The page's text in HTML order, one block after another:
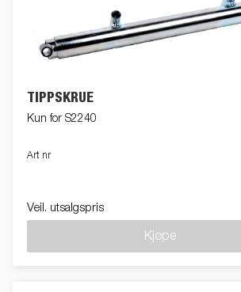
TIPPSKRUE
Kun for S2240
Art nr
Veil. utsalgspris
Kjøpe